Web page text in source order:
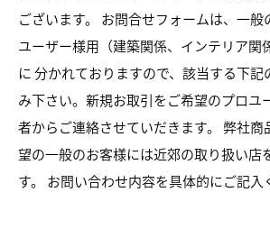
ございます。 お問合せフォームは、一般
ユーザー様用（建築関係、インテリア関
に 分かれておりますので、該当する下記
み下さい。新規お取引をご希望のプロユ
者からご連絡させていだきます。 弊社商
望の一般のお客様には近郊の取り扱い店
す。 お問い合わせ内容を具体的にご記入